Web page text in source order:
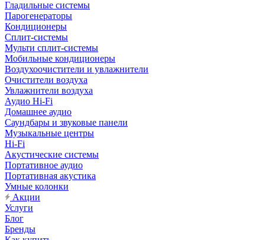
Гладильные системы
Парогенераторы
Кондиционеры
Сплит-системы
Мульти сплит-системы
Мобильные кондиционеры
Воздухоочистители и увлажнители
Очистители воздуха
Увлажнители воздуха
Аудио Hi-Fi
Домашнее аудио
Саундбары и звуковые панели
Музыкальные центры
Hi-Fi
Акустические системы
Портативное аудио
Портативная акустика
Умные колонки
Акции
Услуги
Блог
Бренды